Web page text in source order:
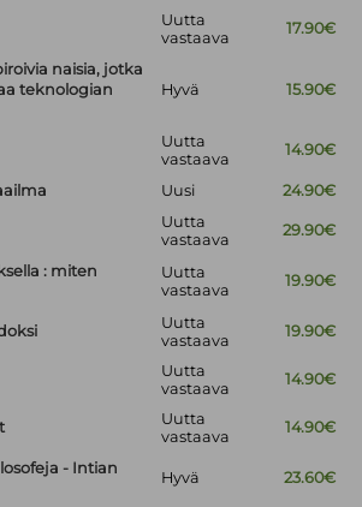
Uutta
vastaava
17.90€
naisia, jotka
teknologian
Hyvä 15.90€
Uutta
vastaava
14.90€
Uusi 24.90€
Uutta
vastaava
29.90€
: miten
Uutta
vastaava
19.90€
Uutta
vastaava
19.90€
Uutta
vastaava
14.90€
Uutta
vastaava
14.90€
- Intian
Hyvä 23.60€